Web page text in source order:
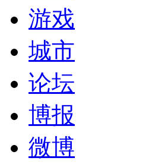
游戏
城市
论坛
博报
微博